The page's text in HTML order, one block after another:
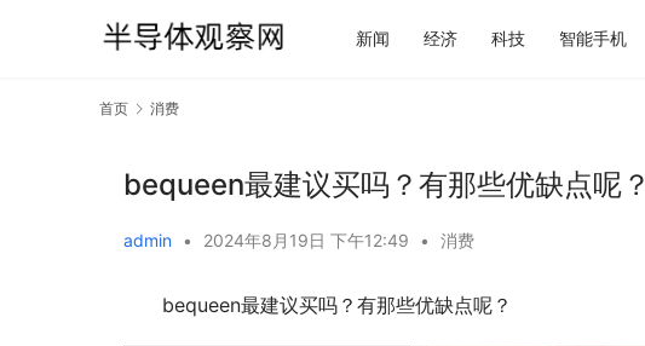
新闻 经济 科技 智能手机
首页 消费
bequeen最建议买吗？有那些优缺点呢？
admin • 2024年8月19日 下午12:49 • 消费
bequeen最建议买吗？有那些优缺点呢？